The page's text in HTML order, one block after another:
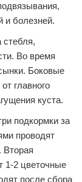
и болезней.
Во время
Боковые
главного
куста.
подкормки за
проводят
Вторая
1-2 цветочные
после сбора